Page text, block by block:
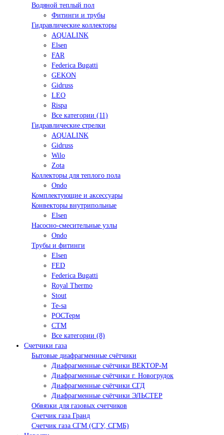
Водяной теплый пол
Фитинги и трубы
Гидравлические коллекторы
AQUALINK
Elsen
FAR
Federica Bugatti
GEKON
Gidruss
LEO
Rispa
Все категории (11)
Гидравлические стрелки
AQUALINK
Gidruss
Wilo
Zota
Коллекторы для теплого пола
Ondo
Комплектующие и аксессуары
Конвекторы внутрипольные
Elsen
Насосно-смесительные узлы
Ondo
Трубы и фитинги
Elsen
FED
Federica Bugatti
Royal Thermo
Stout
Te-sa
РОСТерм
СТМ
Все категории (8)
Счетчики газа
Бытовые диафрагменные счётчики
Диафрагменные счётчики ВЕКТОР-М
Диафрагменные счётчики г. Новогрудок
Диафрагменные счётчики СГД
Диафрагменные счётчики ЭЛЬСТЕР
Обвязки для газовых счетчиков
Счетчик газа Гранд
Счетчик газа СГМ (СГУ, СГМБ)